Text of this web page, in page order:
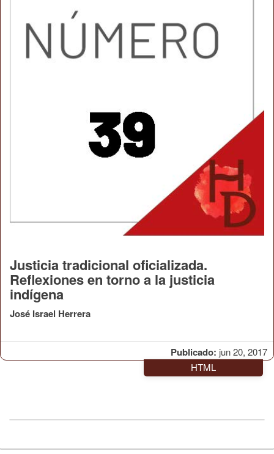
Publicado: jun 20, 2017
Justicia tradicional oficializada.
Reflexiones en torno a la justicia
indígena
José Israel Herrera
HTML